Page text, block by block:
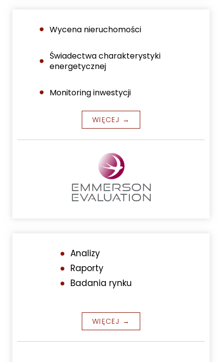
Wycena nieruchomości
Świadectwa charakterystyki
energetycznej
Monitoring inwestycji
WIĘCEJ →
Analizy
Raporty
Badania rynku
WIĘCEJ →